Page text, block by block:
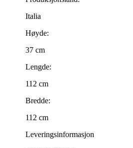
Italia
Høyde:
37 cm
Lengde:
112 cm
Bredde:
112 cm
Leveringsinformasjon